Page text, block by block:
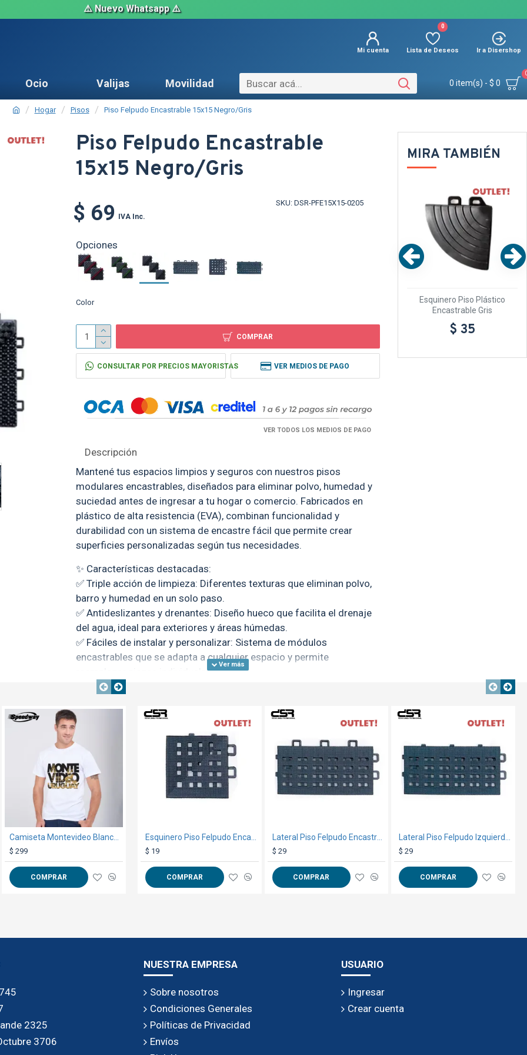
⚠️ Nuevo Whatsapp ⚠️
Mi cuenta Lista de Deseos
0
Ir a Disershop
Ocio Valijas Movilidad 0 item(s) - $ 0
Hogar Pisos Piso Felpudo Encastrable 15x15 Negro/Gris
OUT
Piso Felpudo Encastrable
15x15 Negro/Gris
$ 69 IVA Inc.
SKU: DSR-PFE15X15-0205
Opciones
Color
COMPRAR
CONSULTAR POR PRECIOS MAYORISTAS VER MEDIOS DE PAGO
Descripción
Mantené tus espacios limpios y seguros con nuestros pisos
modulares encastrables, diseñados para eliminar polvo, humedad y
suciedad antes de ingresar a tu hogar o comercio. Fabricados en
plástico de alta resistencia (EVA), combinan funcionalidad y
durabilidad con un sistema de encastre fácil que permite crear
superficies personalizadas según tus necesidades.
✨ Características destacadas:
✅ Triple acción de limpieza: Diferentes texturas que eliminan polvo,
barro y humedad en un solo paso.
✅ Antideslizantes y drenantes: Diseño hueco que facilita el drenaje
del agua, ideal para exteriores y áreas húmedas.
✅ Fáciles de instalar y personalizar: Sistema de módulos
encastrables que se adapta a cualquier espacio y permite
reemplazar piezas individualmente.
✅ Resistentes y duraderos: Material EVA de alta calidad, preparado
✅ Mínimo mantenimiento: Limpieza sencilla con agua, manteniendo
el producto como nuevo por más tiempo.
Ideal para: Entradas de casas, locales comerciales, oficinas, hoteles
y cualquier área con alto tránsito donde la limpieza es clave.
VER TODOS LOS MEDIOS DE PAGO
MIRA TAMBIÉN
$ 29
OUT
Esquinero Piso Plástico
Encastrable Gris
$ 35
TEXTTRANSPARENTE
$ 299
COMPRAR
Nuevo
TEXTTRANSPARENTE
Toalla Cork Fucsia
$ 189
COMPRAR
TEXTTRANSPARENTEOUT
Silla tipo EAMES Negra
$ 599
COMPRAR
TEXTTRANSPARENTE
OUT
$ 19
COMPRAR
TEXTTRANSPARENTE
OUT
Lateral Piso Felpudo Encastrable Negro
$ 29
COMPRAR
TEXTTRANSPARENTE
OUT
$ 29
COMPRAR
2325
3706
NUESTRA EMPRESA
Sobre nosotros
Condiciones Generales
Políticas de Privacidad
Envíos
USUARIO
Ingresar
Crear cuenta